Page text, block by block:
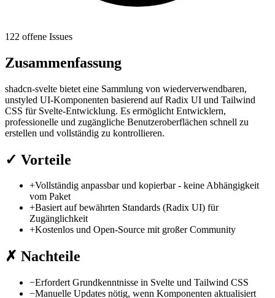
122 offene Issues
Zusammenfassung
shadcn-svelte bietet eine Sammlung von wiederverwendbaren,
unstyled UI-Komponenten basierend auf Radix UI und Tailwind
CSS für Svelte-Entwicklung. Es ermöglicht Entwicklern,
professionelle und zugängliche Benutzeroberflächen schnell zu
erstellen und vollständig zu kontrollieren.
✓ Vorteile
+Vollständig anpassbar und kopierbar - keine Abhängigkeit
vom Paket
+Basiert auf bewährten Standards (Radix UI) für
Zugänglichkeit
+Kostenlos und Open-Source mit großer Community
✗ Nachteile
−Erfordert Grundkenntnisse in Svelte und Tailwind CSS
−Manuelle Updates nötig, wenn Komponenten aktualisiert